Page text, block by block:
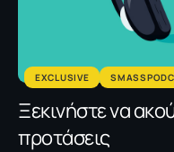
EXCLUSIVE
Ξεκινήστε να
προτάσεις